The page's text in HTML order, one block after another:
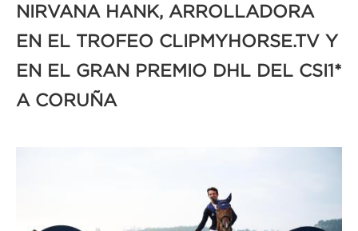
NIRVANA HANK, ARROLLADORA
EN EL TROFEO CLIPMYHORSE.TV Y
EN EL GRAN PREMIO DHL DEL CSI1*
A CORUÑA